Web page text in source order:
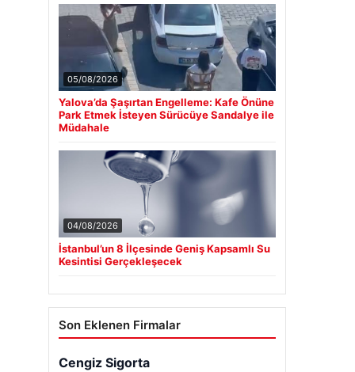
05/08/2026
Yalova’da Şaşırtan Engelleme: Kafe Önüne
Park Etmek İsteyen Sürücüye Sandalye ile
Müdahale
04/08/2026
İstanbul’un 8 İlçesinde Geniş Kapsamlı Su
Kesintisi Gerçekleşecek
Son Eklenen Firmalar
Cengiz Sigorta